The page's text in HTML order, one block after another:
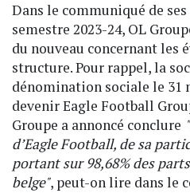
Dans le communiqué de
semestre 2023-24, OL
du nouveau concernant les
structure. Pour rappel, la
dénomination sociale le 31
devenir Eagle Football
Groupe a annoncé conclure
d’Eagle Football, de sa
portant sur 98,68% des
belge", peut-on lire dans le